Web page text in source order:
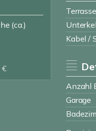
(ca.)
€
Terrasse
Kabel /
Anzahl
Garage